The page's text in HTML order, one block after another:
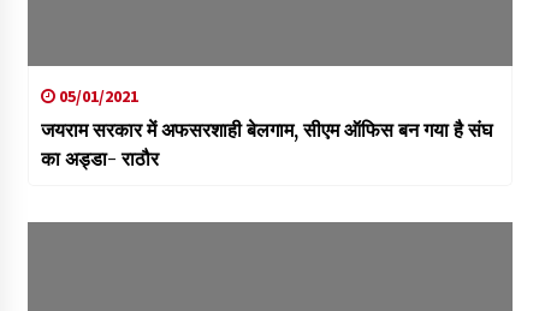
05/01/2021
जयराम सरकार में अफसरशाही बेलगाम, सीएम ऑफिस बन गया है संघ
का अड्डा- राठौर